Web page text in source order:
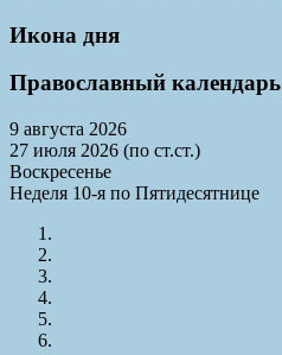
Икона дня
Православный календарь
9 августа 2026
27 июля 2026 (по ст.ст.)
Воскресенье
Неделя 10-я по Пятидесятнице